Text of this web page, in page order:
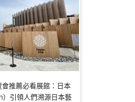
推薦必看展館：日本
）引領人們溯源日本藝